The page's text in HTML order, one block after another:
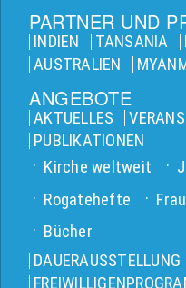
PARTNER UND
INDIEN TANSANIA
AUSTRALIEN
ANGEBOTE
AKTUELLES
PUBLIKATIONEN
Kirche weltweit
Rogatehefte
Bücher
DAUERAUSSTELLUNG